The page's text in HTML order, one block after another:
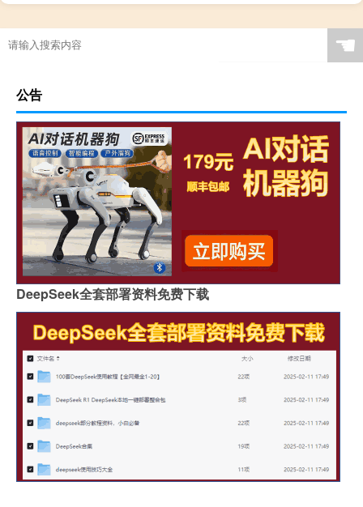
☚
公告
DeepSeek全套部署资料免费下载